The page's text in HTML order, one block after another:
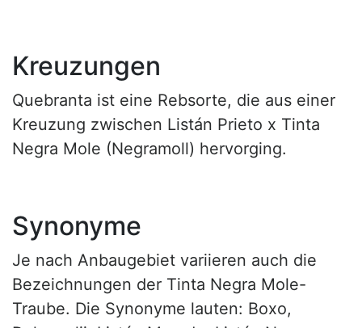
Kreuzungen
Quebranta ist eine Rebsorte, die aus einer
Kreuzung zwischen Listán Prieto x Tinta
Negra Mole (Negramoll) hervorging.
Synonyme
Je nach Anbaugebiet variieren auch die
Bezeichnungen der Tinta Negra Mole-
Traube. Die Synonyme lauten: Boxo,